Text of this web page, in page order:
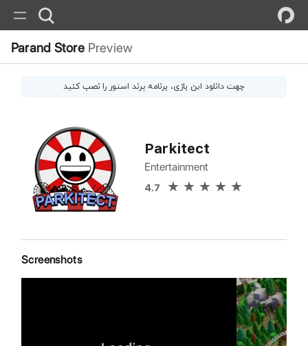
Parand Store Preview
جهت دانلود این بازی، برنامه پرند استور را نصب کنید
Parkitect
Entertainment
4.7
Screenshots